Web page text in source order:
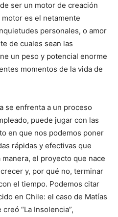
ser un motor de creación
es el netamente
personales, o amor
de cuales sean las
un peso y potencial enorme
momentos de la vida de
se enfrenta a un proceso
puede jugar con las
en que nos podemos poner
rápidas y efectivas que
el proyecto que nace
y, por qué no, terminar
el tiempo. Podemos citar
en Chile: el caso de Matías
“La Insolencia”,